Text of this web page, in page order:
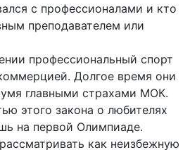
с профессионалами и кто
преподавателем или
профессиональный спорт
Долгое время они
главными страхами МОК.
этого закона о любителях
на первой Олимпиаде.
как неизбежную